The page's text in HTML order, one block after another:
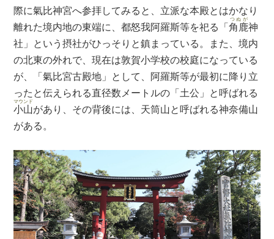
際に氣比神宮へ参拝してみると、立派な本殿とはかなり
離れた境内地の東端に、都怒我阿羅斯等を祀る「角鹿
つぬが
神
社」という摂社がひっそりと鎮まっている。また、境内
の北東の外れで、現在は敦賀小学校の校庭になっている
が、「氣比宮古殿地」として、阿羅斯等が最初に降り立
ったと伝えられる直径数メートルの「土公」と呼ばれる
小山
マウンド
があり、その背後には、天筒山と呼ばれる神奈備山
がある。